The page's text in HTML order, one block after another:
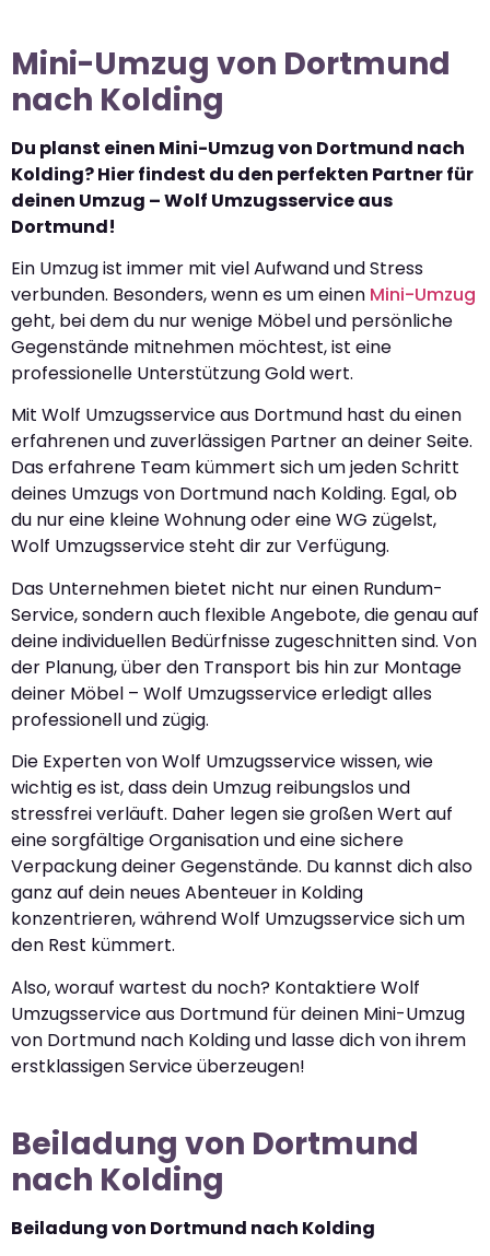
Mini-Umzug von Dortmund
nach Kolding
Du planst einen Mini-Umzug von Dortmund nach
Kolding? Hier findest du den perfekten Partner für
deinen Umzug – Wolf Umzugsservice aus
Dortmund!
Ein Umzug ist immer mit viel Aufwand und Stress
verbunden. Besonders, wenn es um einen Mini-Umzug
geht, bei dem du nur wenige Möbel und persönliche
Gegenstände mitnehmen möchtest, ist eine
professionelle Unterstützung Gold wert.
Mit Wolf Umzugsservice aus Dortmund hast du einen
erfahrenen und zuverlässigen Partner an deiner Seite.
Das erfahrene Team kümmert sich um jeden Schritt
deines Umzugs von Dortmund nach Kolding. Egal, ob
du nur eine kleine Wohnung oder eine WG zügelst,
Wolf Umzugsservice steht dir zur Verfügung.
Das Unternehmen bietet nicht nur einen Rundum-
Service, sondern auch flexible Angebote, die genau auf
deine individuellen Bedürfnisse zugeschnitten sind. Von
der Planung, über den Transport bis hin zur Montage
deiner Möbel – Wolf Umzugsservice erledigt alles
professionell und zügig.
Die Experten von Wolf Umzugsservice wissen, wie
wichtig es ist, dass dein Umzug reibungslos und
stressfrei verläuft. Daher legen sie großen Wert auf
eine sorgfältige Organisation und eine sichere
Verpackung deiner Gegenstände. Du kannst dich also
ganz auf dein neues Abenteuer in Kolding
konzentrieren, während Wolf Umzugsservice sich um
den Rest kümmert.
Also, worauf wartest du noch? Kontaktiere Wolf
Umzugsservice aus Dortmund für deinen Mini-Umzug
von Dortmund nach Kolding und lasse dich von ihrem
erstklassigen Service überzeugen!
Beiladung von Dortmund
nach Kolding
Beiladung von Dortmund nach Kolding